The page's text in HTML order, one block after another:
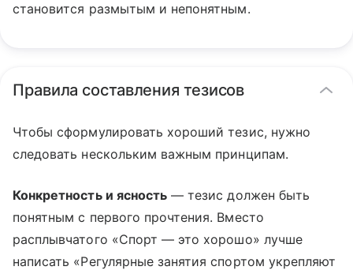
становится размытым и непонятным.
Правила составления тезисов
Чтобы сформулировать хороший тезис, нужно
следовать нескольким важным принципам.
Конкретность и ясность — тезис должен быть
понятным с первого прочтения. Вместо
расплывчатого «Спорт — это хорошо» лучше
написать «Регулярные занятия спортом укрепляют